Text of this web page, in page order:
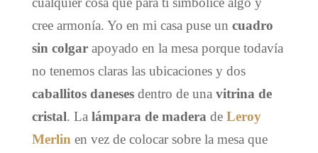
cree armonía. Yo en mi casa puse un cuadro
sin colgarapoyado en la mesa porque todavía
no tenemos claras las ubicaciones y dos
caballitos danesesdentro de una vitrina de
cristal. La lámpara de madera de Leroy
Merlin en vez de colocar sobre la mesa que